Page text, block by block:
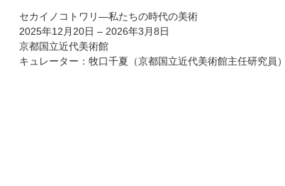
セカイノコトワリ―私たちの時代の美術
2025年12月20日 – 2026年3月8日
京都国立近代美術館
キュレーター：牧口千夏（京都国立近代美術館主任研究員）